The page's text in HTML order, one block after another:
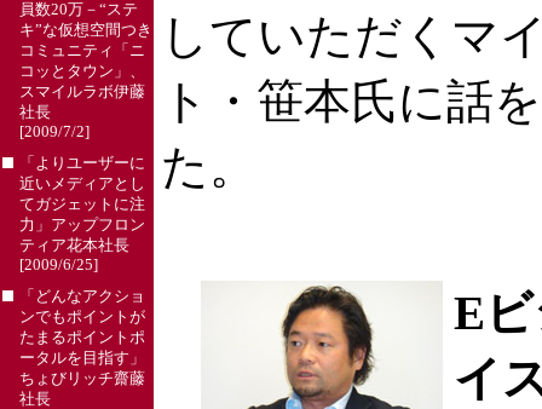
員数20万－“ステ
キ”な仮想空間つき
コミュニティ「ニ
コッとタウン」、
スマイルラボ伊藤
社長
[2009/7/2]
「よりユーザーに
近いメディアとし
てガジェットに注
力」アップフロン
ティア花本社長
[2009/6/25]
「どんなアクショ
ンでもポイントが
たまるポイントポ
ータルを目指す」
ちょびリッチ齋藤
社長
していただくマ
ト・笹本氏に話
た。
E
イ